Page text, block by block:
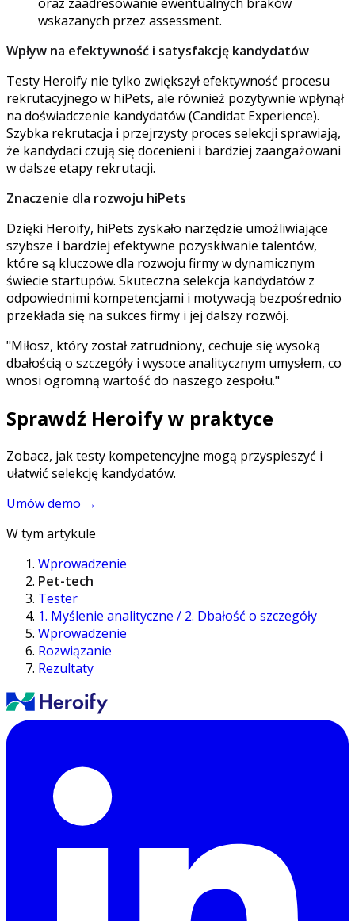
wskazanych przez assessment.
Wpływ na efektywność i satysfakcję kandydatów
Testy Heroify nie tylko zwiększył efektywność procesu
rekrutacyjnego w hiPets, ale również pozytywnie wpłynął
na doświadczenie kandydatów (Candidat Experience).
Szybka rekrutacja i przejrzysty proces selekcji sprawiają,
że kandydaci czują się docenieni i bardziej zaangażowani
w dalsze etapy rekrutacji.
Znaczenie dla rozwoju hiPets
Dzięki Heroify, hiPets zyskało narzędzie umożliwiające
szybsze i bardziej efektywne pozyskiwanie talentów,
które są kluczowe dla rozwoju firmy w dynamicznym
świecie startupów. Skuteczna selekcja kandydatów z
odpowiednimi kompetencjami i motywacją bezpośrednio
przekłada się na sukces firmy i jej dalszy rozwój.
"Miłosz, który został zatrudniony, cechuje się wysoką
dbałością o szczegóły i wysoce analitycznym umysłem, co
wnosi ogromną wartość do naszego zespołu."
Sprawdź Heroify w praktyce
Zobacz, jak testy kompetencyjne mogą przyspieszyć i
ułatwić selekcję kandydatów.
Umów demo →
W tym artykule
Wprowadzenie
Pet-tech
Tester
1. Myślenie analityczne / 2. Dbałość o szczegóły
Wprowadzenie
Rozwiązanie
Rezultaty